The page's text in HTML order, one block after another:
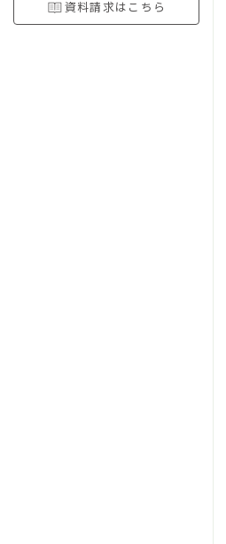
資料請求はこちら